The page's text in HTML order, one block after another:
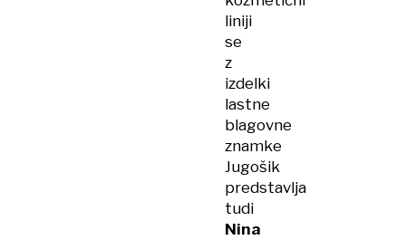
liniji
se
z
izdelki
lastne
blagovne
znamke
Jugošik
predstavlja
tudi
Nina